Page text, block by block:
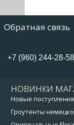
Обратная связь
+7 (960) 244-28-
НОВИНКИ
Новые
Гроутенты